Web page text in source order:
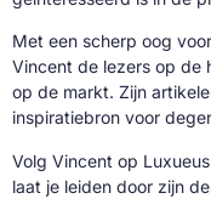
Met een scherp oog
Vincent de lezers op de
op de markt. Zijn
inspiratiebron voor
Volg Vincent op
laat je leiden door zijn